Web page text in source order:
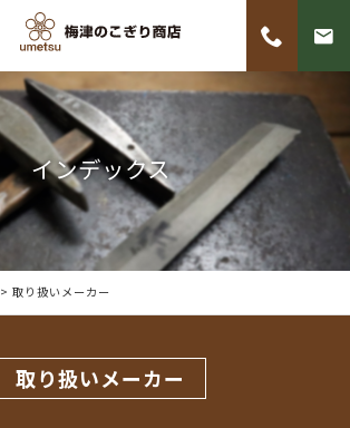
インデックス
> 取り扱いメーカー
取り扱いメーカー